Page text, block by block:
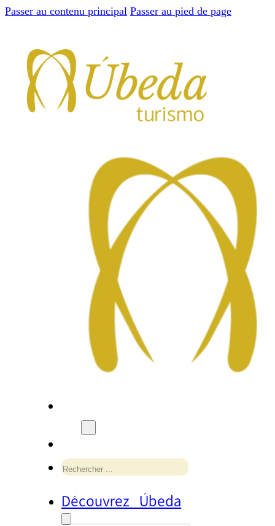
Passer au contenu principal Passer au pied de page
Rechercher
Découvrez Úbeda